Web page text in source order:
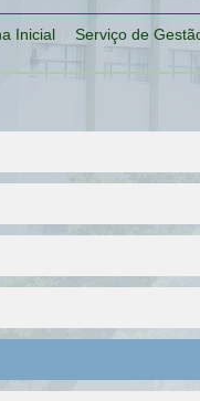
Inicial Serviço de